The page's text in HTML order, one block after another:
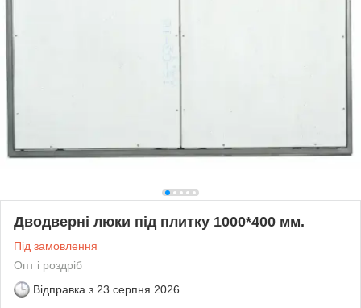
Дводверні люки під плитку 1000*400 мм.
Під замовлення
Опт і роздріб
Відправка з 23 серпня 2026